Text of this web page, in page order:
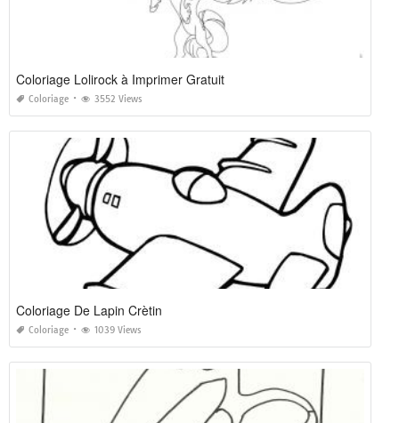
Coloriage Lolirock à Imprimer Gratuit
Coloriage 3552 Views
Coloriage De Lapin Crètin
Coloriage 1039 Views